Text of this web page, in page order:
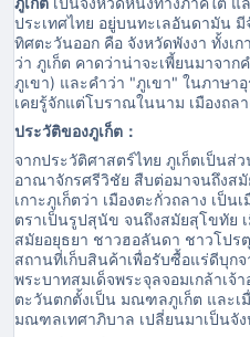
ประเทศไทย อยู่บนทะเลอันดามัน
ทิศตะวันออก คือ จังหวัดพังงา ทั้งเ
ว่า ภูเก็ต คาดว่าน่าจะเพี้ยนมาจา
ภูเขา) และคำว่า "ภูเขา" ในภาษา
เคยรู้จักแต่โบราณในนาม เมืองถลา
ประวัติของภูเก็ต：
จากประวัติศาสตร์ไทย ภูเก็ตเป็นส่
อาณาจักรศรีวิชัย สืบต่อมาจนถึงส
เกาะภูเก็ตว่า เมืองตะกั่วถลาง เป็น
ตราเป็นรูปสุนัข จนถึงสมัยสุโขทัย
สมัยอยุธยา ชาวฮอลันดา ชาวโปร
สถานที่เก็บสินค้าเพื่อรับซื้อแร่ดีบุก
พระบาทสมเด็จพระจุลจอมเกล้าเจ้
ตะวันตกตั้งเป็น มณฑลภูเก็ต และเ
มณฑลเทศาภิบาล เปลี่ยนมาเป็นจัง